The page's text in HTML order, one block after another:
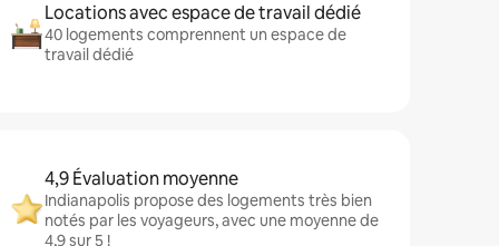
Locations avec espace de travail dédié
40 logements comprennent un espace de
travail dédié
4,9 Évaluation moyenne
Indianapolis propose des logements très bien
notés par les voyageurs, avec une moyenne de
4,9 sur 5 !